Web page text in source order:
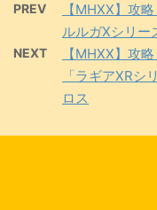
PREV
【MHXX】攻
ルルガXシリー
NEXT
【MHXX】攻
「ラギアXRシ
ロス